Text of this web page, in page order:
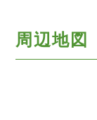
周辺地図